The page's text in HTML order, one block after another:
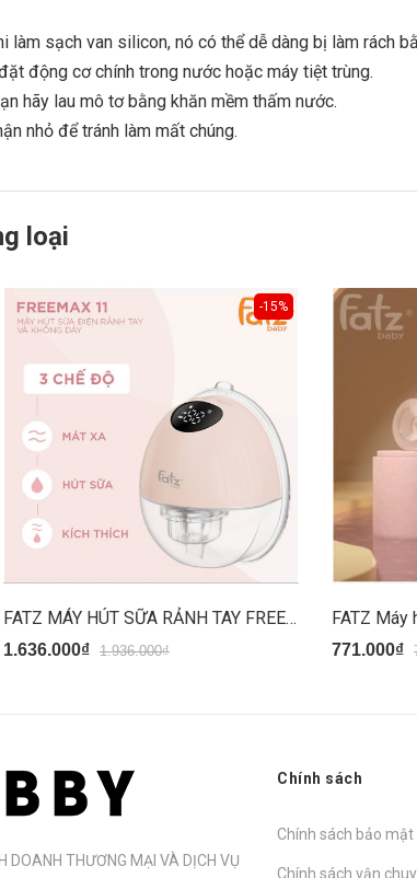
làm sạch van silicon, nó có thể dễ dàng bị làm rách
động cơ chính trong nước hoặc máy tiệt trùng.
hãy lau mô tơ bằng khăn mềm thấm nước.
nhỏ để tránh làm mất chúng.
loại
-15%
FATZ MÁY HÚT SỮA RẢNH TAY FREEMAX 11
1.636.000₫ 1.936.000₫ 771.000₫
DOANH THƯƠNG MẠI VÀ DỊCH VỤ
Chính sách
Chính sách bảo mật
Chính sách vận